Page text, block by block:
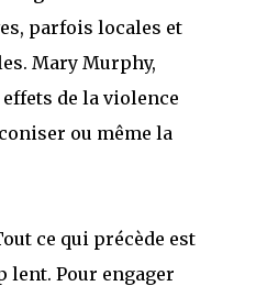
parfois locales et
Mary Murphy,
de la violence
ou même la
ce qui précède est
lent. Pour engager